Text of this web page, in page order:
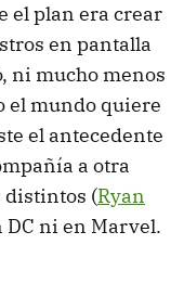
el plan era crear
en pantalla
ni mucho menos
el mundo quiere
el antecedente
a otra
distintos (Ryan
DC ni en Marvel.